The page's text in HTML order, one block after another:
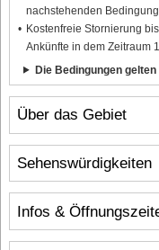
Über das Gebiet
Infos &
nachstehenden
Kostenfreie Stornierung
Ankünfte in dem Zeitraum
Die Bedingungen gelten
Sehenswürdigkeiten